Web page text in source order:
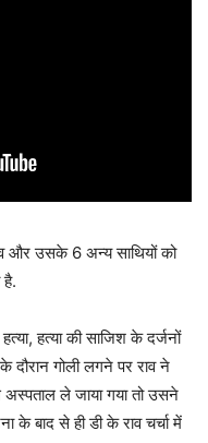
और उसके 6 अन्य साथियों को
है.
हत्या की साजिश के दर्जनों
गोली लगने पर राव ने
ले जाया गया तो उसने
बाद से ही डी के राव चर्चा में